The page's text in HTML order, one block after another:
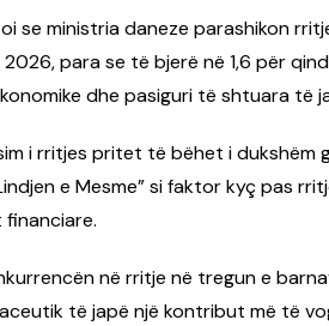
se ministria daneze parashikon
para se të bjerë në 1,6 për
dhe pasiguri të shtuara të
i rritjes pritet të bëhet i dukshëm
e Mesme” si faktor kyç pas
në rritje në tregun e
të japë një kontribut më të